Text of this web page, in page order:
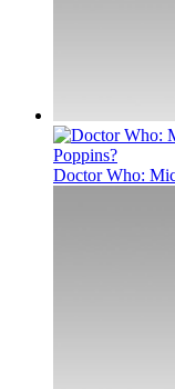
Doctor Who: